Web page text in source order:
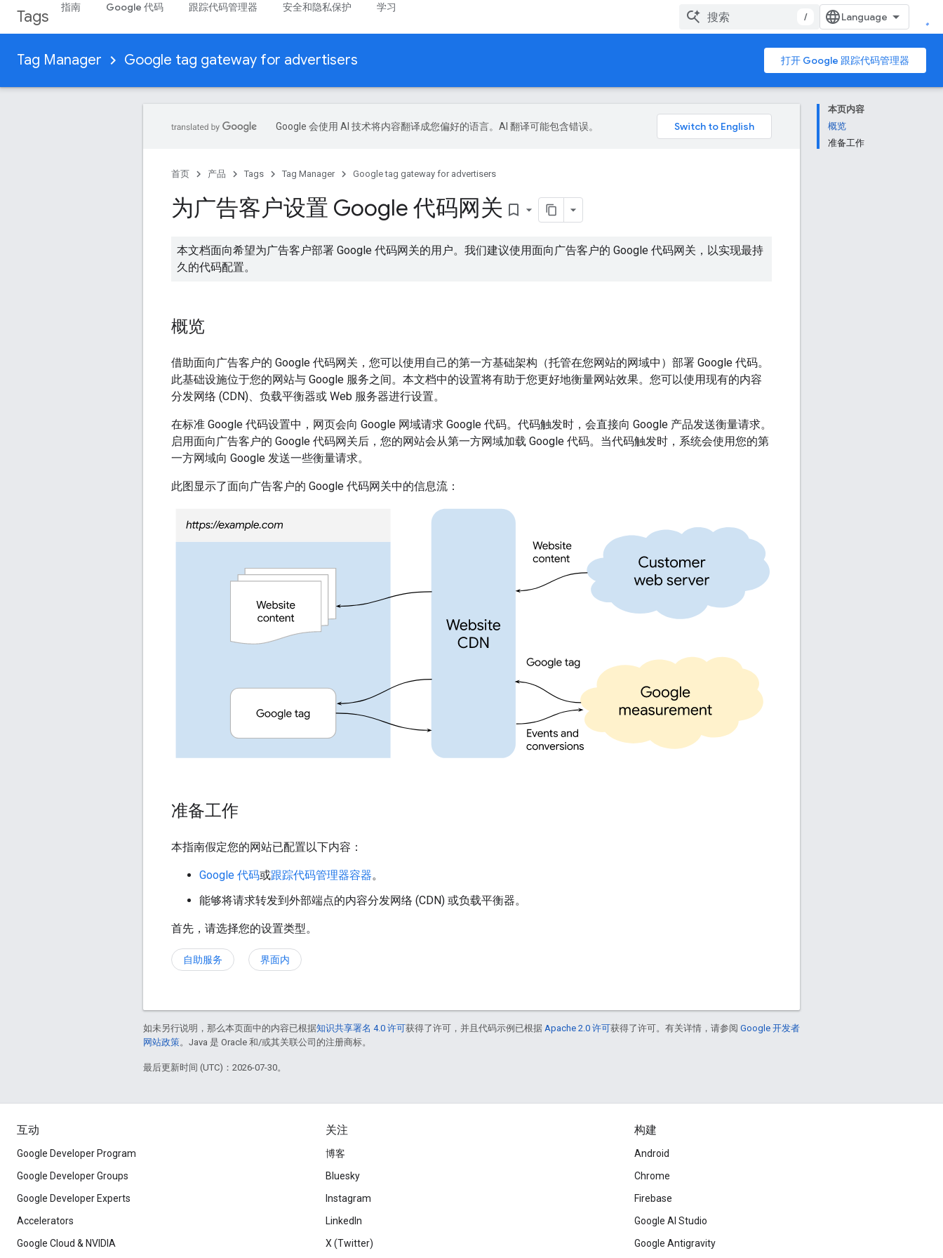
Tags 指南 Google 代码 跟踪代码管理器 安全和隐私保护 学习
/
Tag Manager Google tag gateway for advertisers 打开 Google 跟踪代码管理器
本页内容
概览
准备工作
Google 会使用 AI 技术将内容翻译成您偏好的语言。AI 翻译可能包含错误。
首页 产品 Tags Tag Manager Google tag gateway for advertisers
为广告客户设置 Google 代码网关 bookmark_border
本文档面向希望为广告客户部署 Google 代码网关的用户。我们建议使用面向广告客户的 Google 代码网关，以实现最持
久的代码配置。
概览
借助面向广告客户的 Google 代码网关，您可以使用自己的第一方基础架构（托管在您网站的网域中）部署 Google 代码。
此基础设施位于您的网站与 Google 服务之间。本文档中的设置将有助于您更好地衡量网站效果。您可以使用现有的内容
分发网络 (CDN)、负载平衡器或 Web 服务器进行设置。
在标准 Google 代码设置中，网页会向 Google 网域请求 Google 代码。代码触发时，会直接向 Google 产品发送衡量请求。
启用面向广告客户的 Google 代码网关后，您的网站会从第一方网域加载 Google 代码。当代码触发时，系统会使用您的第
一方网域向 Google 发送一些衡量请求。
此图显示了面向广告客户的 Google 代码网关中的信息流：
准备工作
本指南假定您的网站已配置以下内容：
Google 代码或跟踪代码管理器容器。
能够将请求转发到外部端点的内容分发网络 (CDN) 或负载平衡器。
首先，请选择您的设置类型。
自助服务 界面内
如未另行说明，那么本页面中的内容已根据知识共享署名 4.0 许可获得了许可，并且代码示例已根据 Apache 2.0 许可获得了许可。有关详情，请参阅 Google 开发者
网站政策。Java 是 Oracle 和/或其关联公司的注册商标。
最后更新时间 (UTC)：2026-07-30。
互动
Google Developer Program
Google Developer Groups
Google Developer Experts
Accelerators
Google Cloud & NVIDIA
关注
博客
Bluesky
Instagram
LinkedIn
X (Twitter)
构建
Android
Chrome
Firebase
Google AI Studio
Google Antigravity